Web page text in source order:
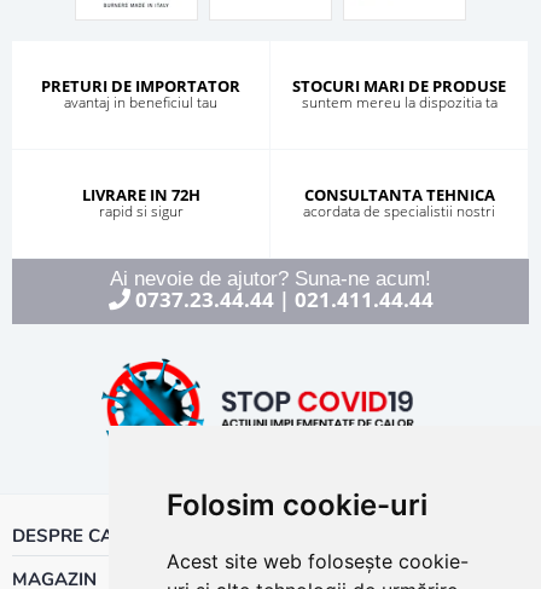
Folosim cookie-uri
Acest site web folosește cookie-
PRETURI DE IMPORTATOR
avantaj in beneficiul tau
STOCURI MARI DE PRODUSE
suntem mereu la dispozitia ta
LIVRARE IN 72H
rapid si sigur
CONSULTANTA TEHNICA
acordata de specialistii nostri
Ai nevoie de ajutor? Suna-ne acum!
0737.23.44.44| 021.411.44.44
DESPRE CALOR
MAGAZIN